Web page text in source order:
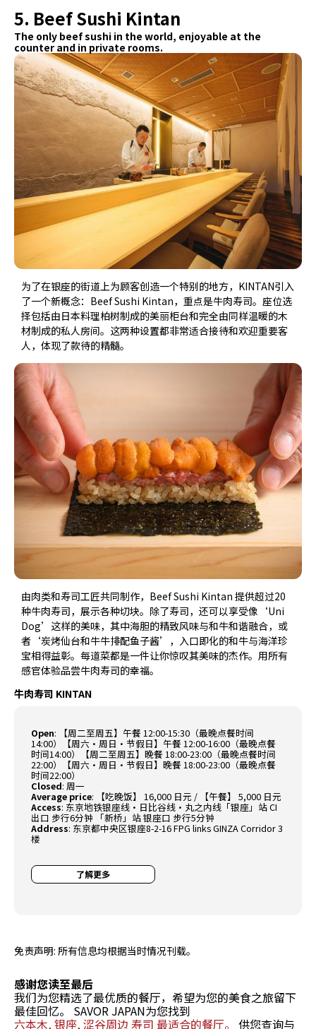
5. Beef Sushi Kintan
The only beef sushi in the world, enjoyable at the
counter and in private rooms.
为了在银座的街道上为顾客创造一个特别的地方，KINTAN引入
了一个新概念：Beef Sushi Kintan，重点是牛肉寿司。座位选
择包括由日本料理柏树制成的美丽柜台和完全由同样温暖的木
材制成的私人房间。这两种设置都非常适合接待和欢迎重要客
人，体现了款待的精髓。
由肉类和寿司工匠共同制作，Beef Sushi Kintan 提供超过20
种牛肉寿司，展示各种切块。除了寿司，还可以享受像‘Uni
Dog’这样的美味，其中海胆的精致风味与和牛和谐融合，或
者‘炭烤仙台和牛牛排配鱼子酱’，入口即化的和牛与海洋珍
宝相得益彰。每道菜都是一件让你惊叹其美味的杰作。用所有
感官体验品尝牛肉寿司的幸福。
牛肉寿司 KINTAN
Open: 【周二至周五】午餐 12:00-15:30（最晚点餐时间
14:00）【周六・周日・节假日】午餐 12:00-16:00（最晚点餐
时间14:00）【周二至周五】晚餐 18:00-23:00（最晚点餐时间
22:00）【周六・周日・节假日】晚餐 18:00-23:00（最晚点餐
时间22:00）
Closed: 周一
Average price: 【吃晚饭】 16,000 日元 / 【午餐】 5,000 日元
Access: 东京地铁银座线・日比谷线・丸之内线「银座」站 CI
出口 步行6分钟 「新桥」站 银座口 步行5分钟
Address: 东京都中央区银座8-2-16 FPG links GINZA Corridor 3
楼
了解更多
免责声明: 所有信息均根据当时情况刊载。
感谢您读至最后
我们为您精选了最优质的餐厅，希望为您的美食之旅留下
最佳回忆。 SAVOR JAPAN为您找到
六本木, 银座, 涩谷周边 寿司 最适合的餐厅。 供您查询与